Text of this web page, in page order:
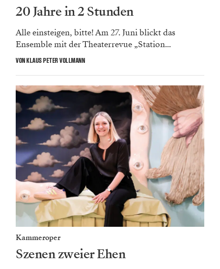
20 Jahre in 2 Stunden
Alle einsteigen, bitte! Am 27. Juni blickt das
Ensemble mit der Theaterrevue „Station...
VON KLAUS PETER VOLLMANN
Kammeroper
Szenen zweier Ehen